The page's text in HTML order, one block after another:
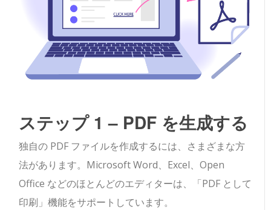
ステップ 1 – PDF を生成する
独自の PDF ファイルを作成するには、さまざまな方
法があります。Microsoft Word、Excel、Open
Office などのほとんどのエディターは、「PDF として
印刷」機能をサポートしています。